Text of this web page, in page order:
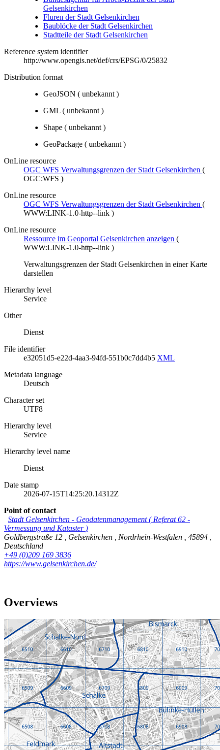
Gelsenkirchen
Fluren der Stadt Gelsenkirchen
Baublöcke der Stadt Gelsenkirchen
Stadtteile der Stadt Gelsenkirchen
Reference system identifier
http://www.opengis.net/def/crs/EPSG/0/25832
Distribution format
GeoJSON ( unbekannt )
GML ( unbekannt )
Shape ( unbekannt )
GeoPackage ( unbekannt )
OnLine resource
OGC WFS Verwaltungsgrenzen der Stadt Gelsenkirchen (
OGC:WFS )
OnLine resource
OGC WFS Verwaltungsgrenzen der Stadt Gelsenkirchen (
WWW:LINK-1.0-http--link )
OnLine resource
Ressource im Geoportal Gelsenkirchen anzeigen (
WWW:LINK-1.0-http--link )
Verwaltungsgrenzen der Stadt Gelsenkirchen in einer Karte
darstellen
Hierarchy level
Service
Other
Dienst
File identifier
e32051d5-e22d-4aa3-94fd-551b0c7dd4b5 XML
Metadata language
Deutsch
Character set
UTF8
Hierarchy level
Service
Hierarchy level name
Dienst
Date stamp
2026-07-15T14:25:20.14312Z
Point of contact
Stadt Gelsenkirchen - Geodatenmanagement( Referat 62 -
Vermessung und Kataster )
Goldbergstraße 12
Gelsenkirchen Nordrhein-Westfalen 45894
Deutschland
+49 (0)209 169 3836
https://www.gelsenkirchen.de/
Overviews